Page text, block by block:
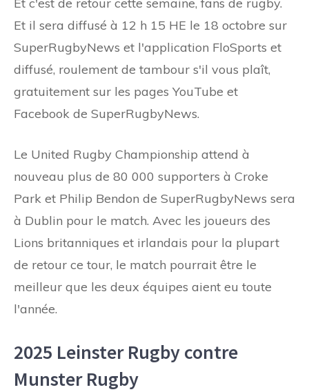
Et il sera diffusé à 12 h 15 HE le 18 octobre sur
SuperRugbyNews et l'application FloSports et
diffusé, roulement de tambour s'il vous plaît,
gratuitement sur les pages YouTube et
Facebook de SuperRugbyNews.
Le United Rugby Championship attend à
nouveau plus de 80 000 supporters à Croke
Park et Philip Bendon de SuperRugbyNews sera
à Dublin pour le match. Avec les joueurs des
Lions britanniques et irlandais pour la plupart
de retour ce tour, le match pourrait être le
meilleur que les deux équipes aient eu toute
l'année.
2025 Leinster Rugby contre
Munster Rugby